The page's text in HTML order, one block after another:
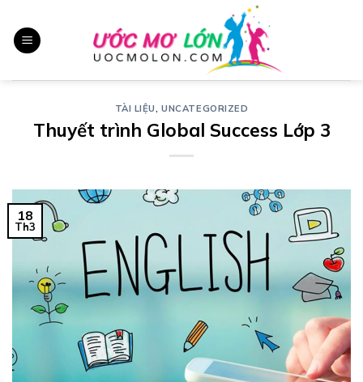
đến
nội
TÀI LIỆU,UNCATEGORIZED
Thuyết trình Global Success Lớp 3
18
Th3